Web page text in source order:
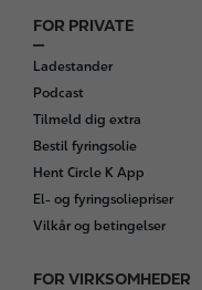
F
o
o
t
e
r
FOR PRIVATE
Ladestander
Podcast
Tilmeld dig extra
Bestil fyringsolie
Hent Circle K App
El- og fyringsoliepriser
Vilkår og betingelser
FOR VIRKSOMHEDER